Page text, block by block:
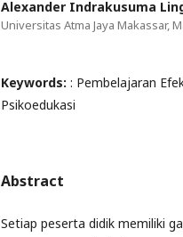
Alexander Indrakusuma
Universitas Atma Jaya Makassar,
Keywords: : Pembelajaran
Psikoedukasi
Abstract
Setiap peserta didik memiliki